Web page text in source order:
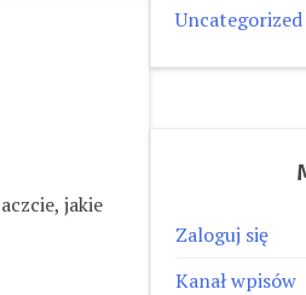
jakie
Uncategorized
Zaloguj się
Kanał wpisów